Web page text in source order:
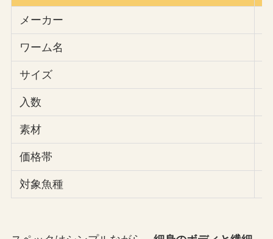
メーカー
ワーム名
サイズ
入数
素材
価格帯
対象魚種